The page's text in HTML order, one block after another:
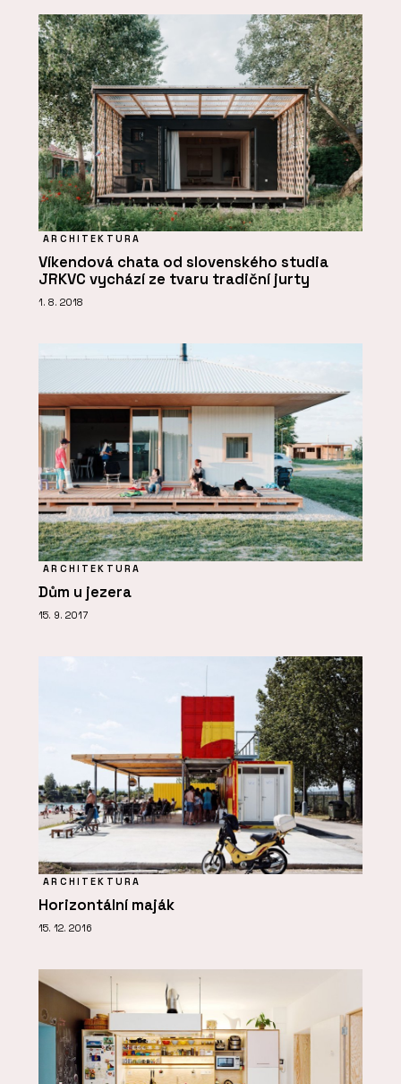
ARCHITEKTURA
Víkendová chata od slovenského studia
JRKVC vychází ze tvaru tradiční jurty
1. 8. 2018
ARCHITEKTURA
Dům u jezera
15. 9. 2017
ARCHITEKTURA
Horizontální maják
15. 12. 2016